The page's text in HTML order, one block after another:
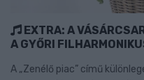
EXTRA: A
A GYŐRI
A „Zenélő piac” című